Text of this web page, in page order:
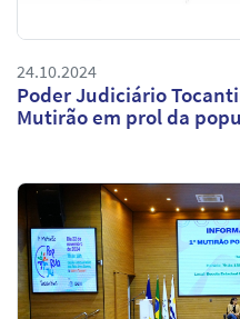
24.10.2024
Poder Judiciário
Mutirão em prol da